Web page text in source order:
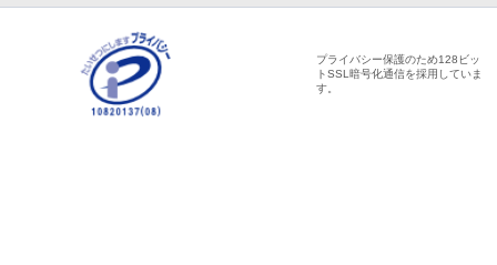
プライバシー保護のため128ビッ
トSSL暗号化通信を採用していま
す。